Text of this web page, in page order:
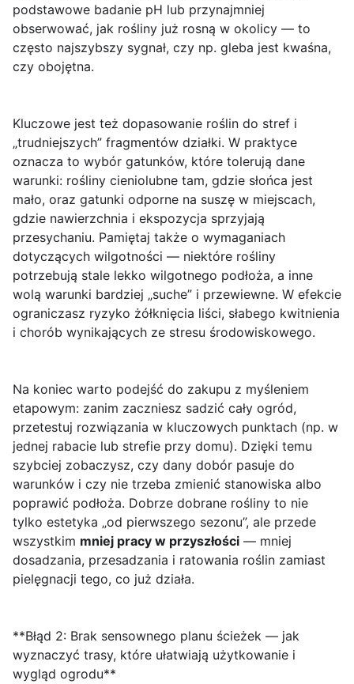
podstawowe badanie pH lub przynajmniej
obserwować, jak rośliny już rosną w okolicy — to
często najszybszy sygnał, czy np. gleba jest kwaśna,
czy obojętna.
Kluczowe jest też dopasowanie roślin do stref i
„trudniejszych” fragmentów działki. W praktyce
oznacza to wybór gatunków, które tolerują dane
warunki: rośliny cieniolubne tam, gdzie słońca jest
mało, oraz gatunki odporne na suszę w miejscach,
gdzie nawierzchnia i ekspozycja sprzyjają
przesychaniu. Pamiętaj także o wymaganiach
dotyczących wilgotności — niektóre rośliny
potrzebują stale lekko wilgotnego podłoża, a inne
wolą warunki bardziej „suche” i przewiewne. W efekcie
ograniczasz ryzyko żółknięcia liści, słabego kwitnienia
i chorób wynikających ze stresu środowiskowego.
Na koniec warto podejść do zakupu z myśleniem
etapowym: zanim zaczniesz sadzić cały ogród,
przetestuj rozwiązania w kluczowych punktach (np. w
jednej rabacie lub strefie przy domu). Dzięki temu
szybciej zobaczysz, czy dany dobór pasuje do
warunków i czy nie trzeba zmienić stanowiska albo
poprawić podłoża. Dobrze dobrane rośliny to nie
tylko estetyka „od pierwszego sezonu”, ale przede
wszystkim mniej pracy w przyszłości — mniej
dosadzania, przesadzania i ratowania roślin zamiast
pielęgnacji tego, co już działa.
**Błąd 2: Brak sensownego planu ścieżek — jak
wyznaczyć trasy, które ułatwiają użytkowanie i
wygląd ogrodu**